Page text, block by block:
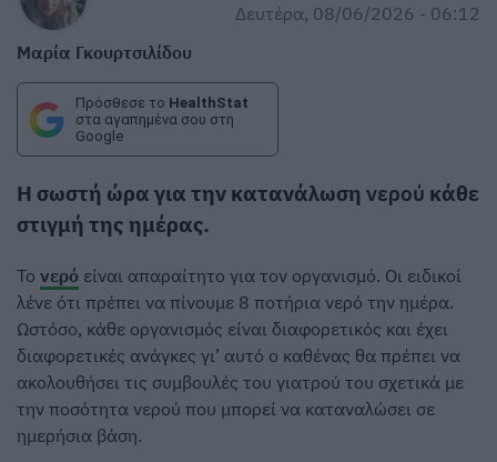
Μαρία Γκουρτσιλίδου
Δευτέρα, 08/06/2026 - 06:12
Πρόσθεσε το HealthStat
στα αγαπημένα σου στη
Google
Η σωστή ώρα για την κατανάλωση νερού κάθε
στιγμή της ημέρας.
Το νερό είναι απαραίτητο για τον οργανισμό. Οι ειδικοί
λένε ότι πρέπει να πίνουμε 8 ποτήρια νερό την ημέρα.
Ωστόσο, κάθε οργανισμός είναι διαφορετικός και έχει
διαφορετικές ανάγκες γι’ αυτό ο καθένας θα πρέπει να
ακολουθήσει τις συμβουλές του γιατρού του σχετικά με
την ποσότητα νερού που μπορεί να καταναλώσει σε
ημερήσια βάση.